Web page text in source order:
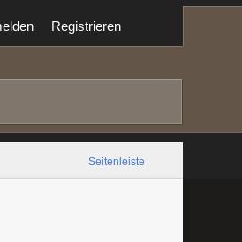
Registrieren
Seitenleiste